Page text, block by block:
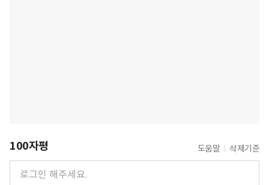
100자평 도움말 삭제기준